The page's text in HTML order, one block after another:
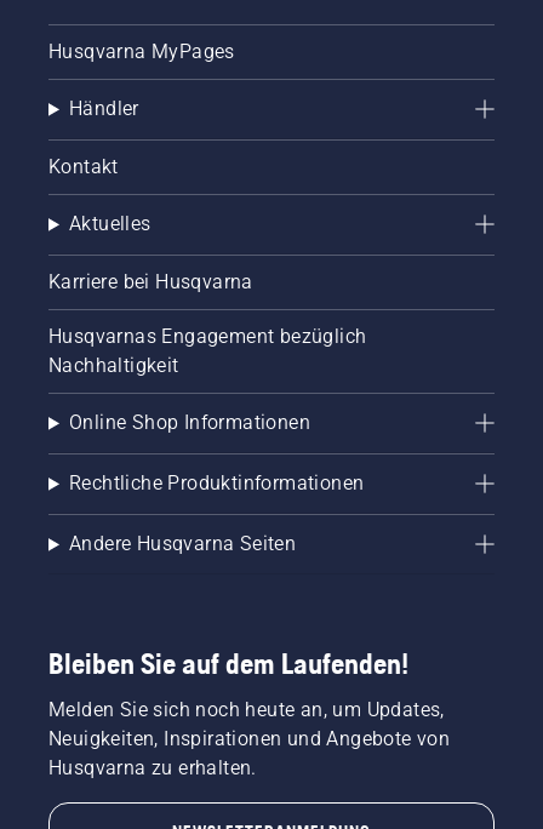
Husqvarna MyPages
Händler
Kontakt
Aktuelles
Karriere bei Husqvarna
Husqvarnas Engagement bezüglich
Nachhaltigkeit
Online Shop Informationen
Rechtliche Produktinformationen
Andere Husqvarna Seiten
Bleiben Sie auf dem Laufenden!
Melden Sie sich noch heute an, um Updates,
Neuigkeiten, Inspirationen und Angebote von
Husqvarna zu erhalten.